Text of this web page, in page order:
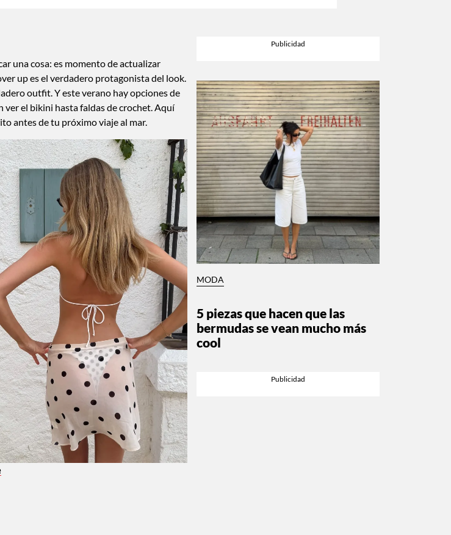
una cosa: es momento de actualizar
up es el verdadero protagonista del look.
outfit. Y este verano hay opciones de
ver el bikini hasta faldas de crochet. Aquí
antes de tu próximo viaje al mar.
MODA
5 piezas que hacen que las
bermudas se vean mucho más
cool